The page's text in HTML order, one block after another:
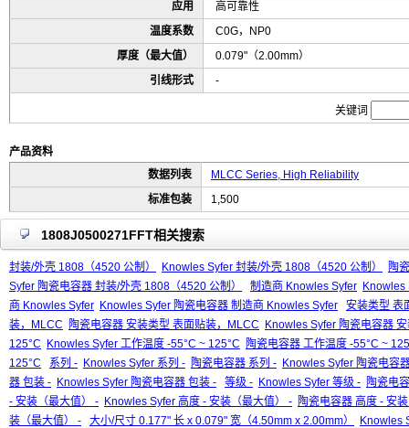
应用
高可靠性
温度系数
C0G，NP0
厚度（最大值）
0.079"（2.00mm）
引线形式
-
关键词
产品资料
数据列表
MLCC Series, High Reliability
标准包装
1,500
1808J0500271FFT相关搜索
封装/外壳 1808（4520 公制） Knowles Syfer 封装/外壳 1808（4520 公制）
陶
Syfer 陶瓷电容器 封装/外壳 1808（4520 公制）
制造商 Knowles Syfer Knowles
商 Knowles Syfer Knowles Syfer 陶瓷电容器 制造商 Knowles Syfer
安装类型 表
装，MLCC
陶瓷电容器 安装类型 表面贴装，MLCC
Knowles Syfer 陶瓷电容器
125°C
Knowles Syfer 工作温度 -55°C ~ 125°C
陶瓷电容器 工作温度 -55°C ~
125°C
系列 - Knowles Syfer 系列 - 陶瓷电容器 系列 - Knowles Syfer 陶瓷电容
器 包装 - Knowles Syfer 陶瓷电容器 包装 - 等级 - Knowles Syfer 等级 - 陶瓷电
- 安装（最大值） - Knowles Syfer 高度 - 安装（最大值） - 陶瓷电容器 高度 - 安
装（最大值） -
大小/尺寸 0.177" 长 x 0.079" 宽（4.50mm x 2.00mm）
Knowles